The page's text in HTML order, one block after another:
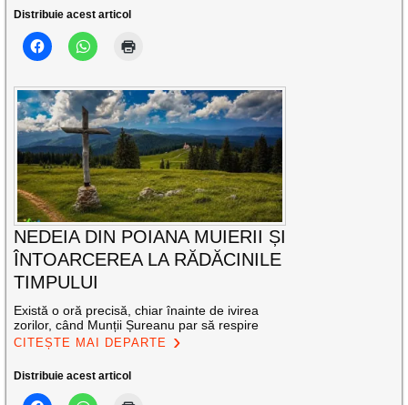
Distribuie acest articol
NEDEIA DIN POIANA MUIERII ȘI
ÎNTOARCEREA LA RĂDĂCINILE
TIMPULUI
Există o oră precisă, chiar înainte de ivirea
zorilor, când Munții Șureanu par să respire
CITEȘTE MAI DEPARTE
Distribuie acest articol